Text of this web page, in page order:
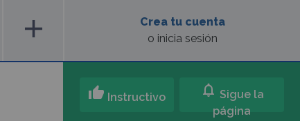
add
Crea tu cuenta
o inicia sesión
thumb_up Instructivo notifications Sigue la
página